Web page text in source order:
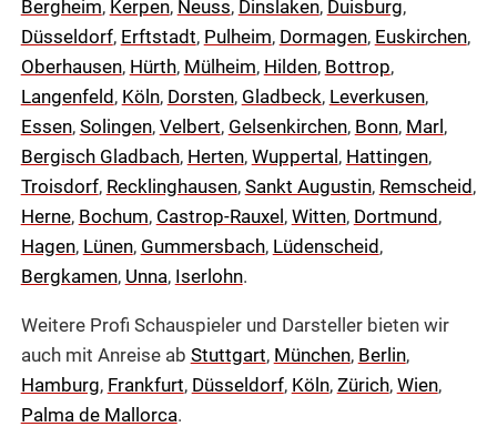
Bergheim, Kerpen, Neuss, Dinslaken, Duisburg,
Düsseldorf, Erftstadt, Pulheim, Dormagen, Euskirchen,
Oberhausen, Hürth, Mülheim, Hilden, Bottrop,
Langenfeld, Köln, Dorsten, Gladbeck, Leverkusen,
Essen, Solingen, Velbert, Gelsenkirchen, Bonn, Marl,
Bergisch Gladbach, Herten, Wuppertal, Hattingen,
Troisdorf, Recklinghausen, Sankt Augustin, Remscheid,
Herne, Bochum, Castrop-Rauxel, Witten, Dortmund,
Hagen, Lünen, Gummersbach, Lüdenscheid,
Bergkamen, Unna, Iserlohn.
Weitere Profi Schauspieler und Darsteller bieten wir
auch mit Anreise ab Stuttgart, München, Berlin,
Hamburg, Frankfurt, Düsseldorf, Köln, Zürich, Wien,
Palma de Mallorca.